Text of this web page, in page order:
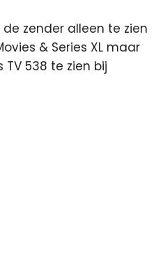
zender alleen te zien
& Series XL maar
538 te zien bij